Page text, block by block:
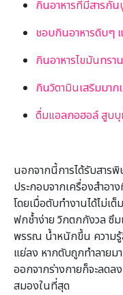
กินอาหารที่มีสารกั
ชอบกินอาหารดิบๆ
กินอาหารไขมันทรา
กินวิตามินเสริมมาก
ดื่มแอลกอฮอล์ สูบบุ
นอกจากนี้การได้รับสาร
ประกอบจากเครื่องสำอา
โดยเมื่อตับทำงานได้ไม่เ
ฟกช้ำง่าย วิกตกกังวล ซึ
พรรณ น้ำหนักขึ้น ความ
แย่ลง หากตับถูกทำลายม
ออกจากร่างกายก็จะลดล
สมองในที่สุด